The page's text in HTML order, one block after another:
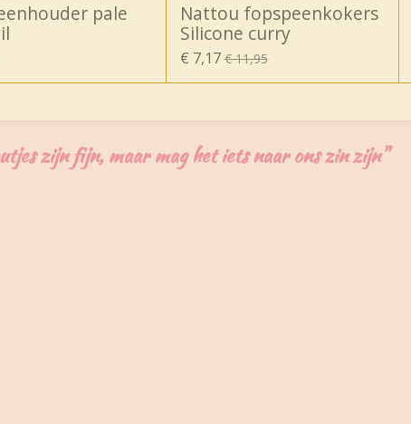
pale
Nattou fopspeenkokers
Silicone curry
€ 7,17 € 11,95
zijn fijn, maar mag het iets naar ons zin zijn"